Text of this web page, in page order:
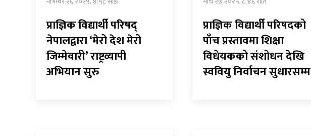
प्राज्ञिक विद्यार्थी परिषद्
नेपालद्वारा ‘मेरो देश मेरो
जिम्मेवारी’ राष्ट्रव्यापी
अभियान सुरु
प्राज्ञिक विद्यार्थी परिषदको
पाँच प्रस्तावमा शिक्षा
विधेयकको संशोधन देखि
स्ववियु निर्वाचन सुधारसम्म